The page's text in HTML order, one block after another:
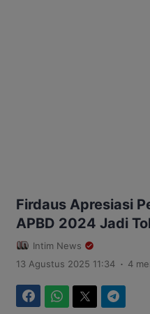
Firdaus Apresiasi
APBD 2024 Jadi
Intim News
13 Agustus 2025 11:34 . 4